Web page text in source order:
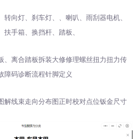
转向灯、刹车灯、、喇叭、雨刮器电机、
扶手箱、换挡杆、踏板、
、离合踏板拆装大修修理螺丝扭力扭力传
障码诊断流程针脚定义
解线束走向分布图正时校对点位钣金尺寸